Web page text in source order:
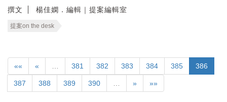
撰文 楊佳嫻．編輯｜提案編輯室
提案on the desk
«« « 381 382 383 384 385 386
387 388 389 390 » »»